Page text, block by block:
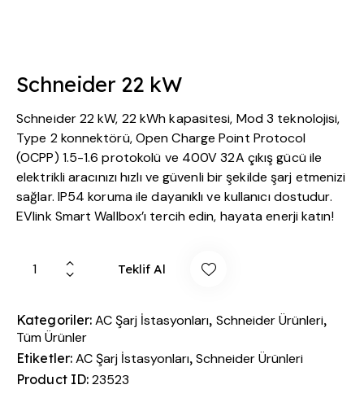
Schneider 22 kW
Schneider 22 kW, 22 kWh kapasitesi, Mod 3 teknolojisi,
Type 2 konnektörü, Open Charge Point Protocol
(OCPP) 1.5-1.6 protokolü ve 400V 32A çıkış gücü ile
elektrikli aracınızı hızlı ve güvenli bir şekilde şarj etmenizi
sağlar. IP54 koruma ile dayanıklı ve kullanıcı dostudur.
EVlink Smart Wallbox’ı tercih edin, hayata enerji katın!
Teklif Al
Kategoriler:AC Şarj İstasyonları, Schneider Ürünleri,
Tüm Ürünler
Etiketler:AC Şarj İstasyonları,Schneider Ürünleri
Product ID:23523